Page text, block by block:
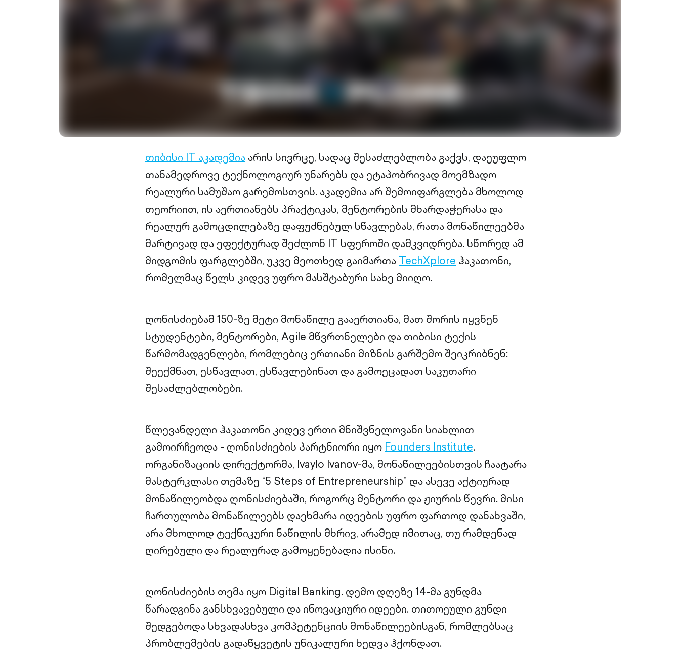
თიბისი IT აკადემია არის სივრცე, სადაც შესაძლებლობა გაქვს, დაეუფლო
თანამედროვე ტექნოლოგიურ უნარებს და ეტაპობრივად მოემზადო
რეალური სამუშაო გარემოსთვის. აკადემია არ შემოიფარგლება მხოლოდ
თეორიით, ის აერთიანებს პრაქტიკას, მენტორების მხარდაჭერასა და
რეალურ გამოცდილებაზე დაფუძნებულ სწავლებას, რათა მონაწილეებმა
მარტივად და ეფექტურად შეძლონ IT სფეროში დამკვიდრება. სწორედ ამ
მიდგომის ფარგლებში, უკვე მეოთხედ გაიმართა TechXplore ჰაკათონი,
რომელმაც წელს კიდევ უფრო მასშტაბური სახე მიიღო.
ღონისძიებამ 150-ზე მეტი მონაწილე გააერთიანა, მათ შორის იყვნენ
სტუდენტები, მენტორები, Agile მწვრთნელები და თიბისი ტექის
წარმომადგენლები, რომლებიც ერთიანი მიზნის გარშემო შეიკრიბნენ:
შეექმნათ, ესწავლათ, ესწავლებინათ და გამოეცადათ საკუთარი
შესაძლებლობები.
წლევანდელი ჰაკათონი კიდევ ერთი მნიშვნელოვანი სიახლით
გამოირჩეოდა - ღონისძიების პარტნიორი იყო Founders Institute.
ორგანიზაციის დირექტორმა, Ivaylo Ivanov-მა, მონაწილეებისთვის ჩაატარა
მასტერკლასი თემაზე “5 Steps of Entrepreneurship” და ასევე აქტიურად
მონაწილეობდა ღონისძიებაში, როგორც მენტორი და ჟიურის წევრი. მისი
ჩართულობა მონაწილეებს დაეხმარა იდეების უფრო ფართოდ დანახვაში,
არა მხოლოდ ტექნიკური ნაწილის მხრივ, არამედ იმითაც, თუ რამდენად
ღირებული და რეალურად გამოყენებადია ისინი.
ღონისძიების თემა იყო Digital Banking. დემო დღეზე 14-მა გუნდმა
წარადგინა განსხვავებული და ინოვაციური იდეები. თითოეული გუნდი
შედგებოდა სხვადასხვა კომპეტენციის მონაწილეებისგან, რომლებსაც
პრობლემების გადაწყვეტის უნიკალური ხედვა ჰქონდათ.